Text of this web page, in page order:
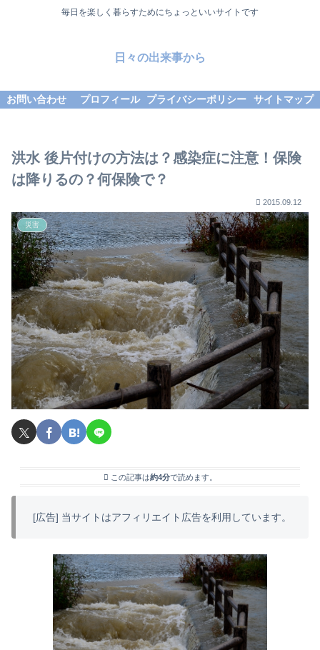
毎日を楽しく暮らすためにちょっといいサイトです
日々の出来事から
お問い合わせ プロフィール プライバシーポリシー サイトマップ
洪水 後片付けの方法は？感染症に注意！保険
は降りるの？何保険で？
2015.09.12
災害
この記事は約4分で読めます。
[広告] 当サイトはアフィリエイト広告を利用しています。